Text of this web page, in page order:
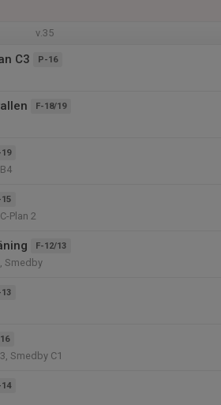
v.35
C3 P-16
F-18/19
Plan 2
F-12/13
Smedby
Smedby C1